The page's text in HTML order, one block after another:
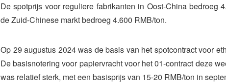
De spotprijs voor reguliere fabrikanten in Oost-China bedroeg
de Zuid-Chinese markt bedroeg 4.600 RMB/ton.
Op 29 augustus 2024 was de basis van het spotcontract voor
De basisnotering voor papiervracht voor het 01-contract deze
was relatief sterk, met een basisprijs van 15-20 RMB/ton in